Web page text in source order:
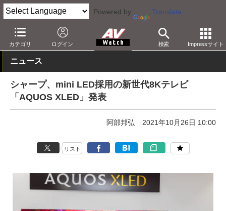
Powered by Translate
カテゴリ ログイン 検索 Impressサイト
AV Watch 製品 テレビ シャープ
ニュース
シャープ、mini LED採用の新世代8Kテレビ
「AQUOS XLED」発表
阿部邦弘 2021年10月26日 10:00
リスト